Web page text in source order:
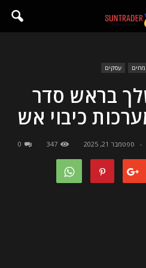
עסקים
בראש סדר
כיבוי אש
- ספטמבר 21, 2025 347
0